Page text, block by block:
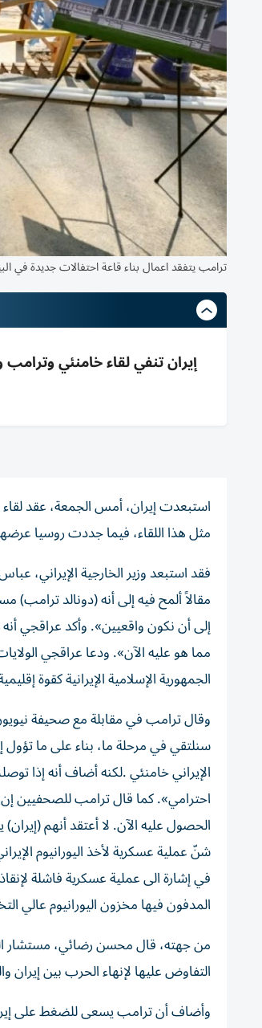
ترامب يتفقد اعمال بناء قاعة احتفالات جديدة في
إيران تنفي لقاء خامنئي
استبعدت إيران، أمس الجمعة، عقد
مثل هذا اللقاء، فيما جددت روسيا
فقد استبعد وزير الخارجية الإيراني،
مقالاً ألمح فيه إلى أنه (دونالد ترامب)
إلى أن نكون واقعيين». وأكد عراقجي
مما هو عليه الآن». ودعا عراقجي
الجمهورية الإسلامية الإيرانية كقوة
وقال ترامب في مقابلة مع صحيفة
سنلتقي في مرحلة ما، بناء على ما
الإيراني خامنئي .لكنه ‌أضاف أنه إذا
احترامي». ‌كما قال ​ترامب للصحفيين
الحصول عليه الآن. لا أعتقد أنهم
شنّ عملية عسكرية لأخذ اليورانيوم
في إشارة الى عملية عسكرية فاشلة
المدفون فيها مخزون اليورانيوم عالي
من جهته، قال ‌محسن رضائي، مستشار
التفاوض عليها لإنهاء ​الحرب بين
وأضاف أن ​ترامب ‌يسعى ‌للضغط على